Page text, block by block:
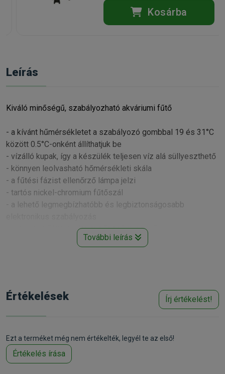
Kosárba
Leírás
Kiváló minőségű, szabályozható akváriumi fűtő
- a kívánt hűmérsékletet a szabályozó gombbal 19 és 31°C
között 0.5°C-onként állíthatjuk be
- vízálló kupak, így a készülék teljesen víz alá süllyeszthető
- könnyen leolvasható hőmérsékleti skála
- a fűtési fázist ellenőrző lámpa jelzi
- tartós nickel-chromium fűtőszál
- a lehető legmegbízhatóbb és legbiztonságosabb
- ütés- és hőálló, kiváló minőségű üvegcső
- csillag keresztmetszetű fűtőelem az egyenletes hőleadás
Kapható méretek:
25 Watt: 10-25 literes akváriumokhoz
50 Watt: 25-60 literes akváriumokhoz
100 Watt: 100-150 literes akváriumokhoz
150 Watt: 150-225 literes akváriumokhoz
200 Watt: 225-300 literes akváriumokhoz
További leírás
Értékelések Írj értékelést!
Ezt a terméket még nem értékelték, legyél te az első!
Értékelés írása